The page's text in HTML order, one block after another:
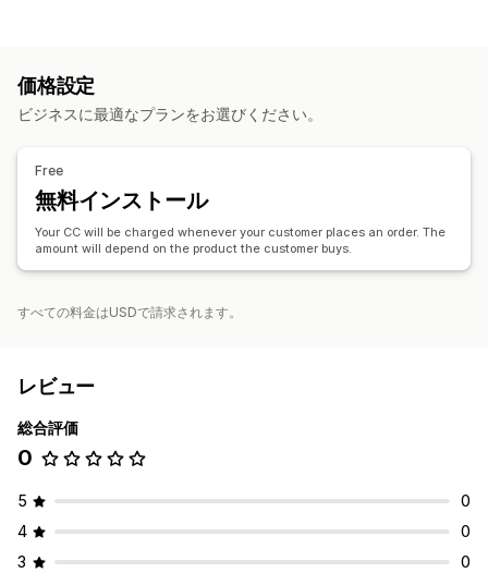
価格設定
ビジネスに最適なプランをお選びください。
Free
無料インストール
Your CC will be charged whenever your customer places an order. The
amount will depend on the product the customer buys.
すべての料金はUSDで請求されます。
レビュー
総合評価
0
5
0
4
0
3
0